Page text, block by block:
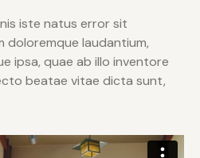
iste natus error sit
laudantium,
ipsa, quae ab illo inventore
beatae vitae dicta sunt,